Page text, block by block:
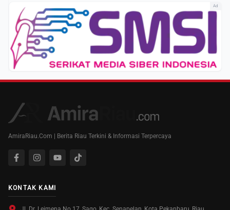
Ad
AmiraRiau.Com | Berita Riau Terkini & Informasi Terpercaya
KONTAK KAMI